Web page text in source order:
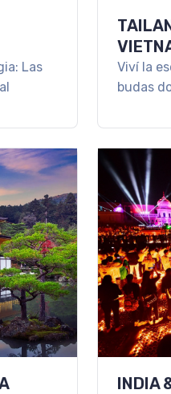
Las
Viví la
budas
INDIA